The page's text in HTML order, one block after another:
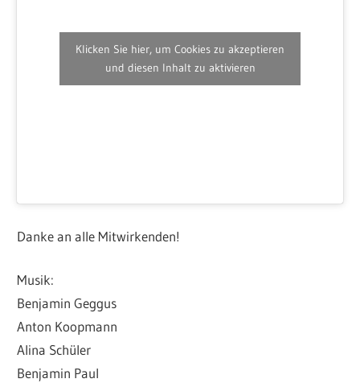
Klicken Sie hier, um Cookies zu akzeptieren
und diesen Inhalt zu aktivieren
Danke an alle Mitwirkenden!
Musik:
Benjamin Geggus
Anton Koopmann
Alina Schüler
Benjamin Paul